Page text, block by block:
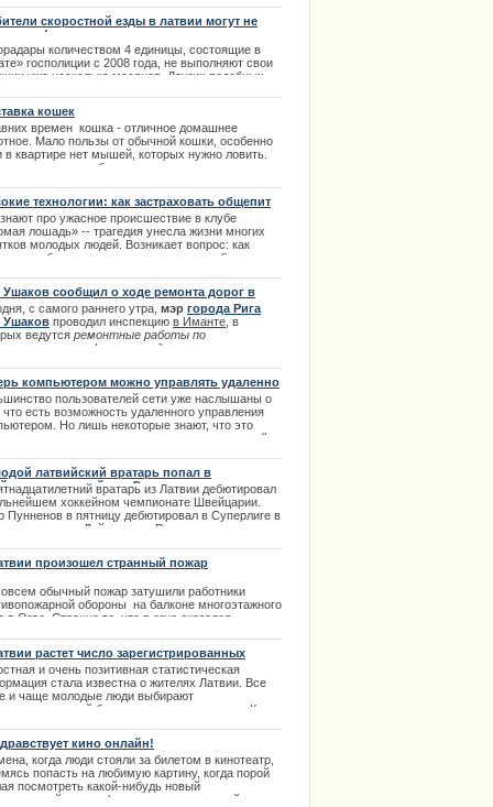
обратилась к поклонникам
Rendezvous Jūrmala
извинилось за нарушение
квартиру нуждающейся семьи на
четырехкомнатную.
скоростной езды в латвии могут не
фоторадаров
количеством 4 единицы, состоящие в
госполиции с 2008 года, не выполняют свои
уже несколько месяцев. Других подобных
не наблюдается.
кошек
времен кошка - отличное домашнее
Мало пользы от обычной кошки, особенно
в квартире нет мышей, которых нужно ловить.
сих пор кошки были и остаются лучшими
технологии: как застраховать общепит
про ужасное происшествие в клубе
лошадь» -- трагедия унесла жизни многих
молодых людей. Возникает вопрос: как
чтобы такого не повторилось в любом
| 27.02.2014
сообщил о ходе ремонта дорог в
с самого раннего утра, мэр города Рига
Ушаков проводил инспекцию в Иманте , в
ведутся ремонтные работы по
асфальта на дорогах и тротуаров
компьютером можно управлять удаленно
пользователей сети уже наслышаны о
есть возможность удаленного управления
Но лишь некоторые знают, что это
и в чем заключается предназначение данной
латвийский вратарь попал в
хоккейную Суперлиге
вратарь из Латвии дебютировал
хоккейном чемпионате Швейцарии.
Пунненов в пятницу дебютировал в Суперлиге в
команды «Лейкерс» из Рапперсвиля, сменив
произошел странный пожар
обычный пожар затушили работники
обороны на балконе многоэтажного
в Огре. Странно то, что в огне оказался
растет число зарегистрированных
и очень позитивная статистическая
стала известна о жителях Латвии. Все
и чаще молодые люди выбирают
брак взамен гражданского. К
что такие ценности как "брак" и "семья"
имеют вес в нашем суровом мире. |
кино онлайн!
когда люди стояли за билетом в кинотеатр,
попасть на любимую картину, когда порой
посмотреть какой-нибудь новый
шедевр) выпрашивали лишний